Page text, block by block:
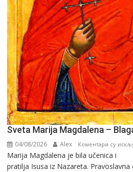
Sveta Marija Magdalena –
04/08/2026 Alex Коментари су
Marija Magdalena je bila učenica i
pratilja Isusa iz Nazareta.